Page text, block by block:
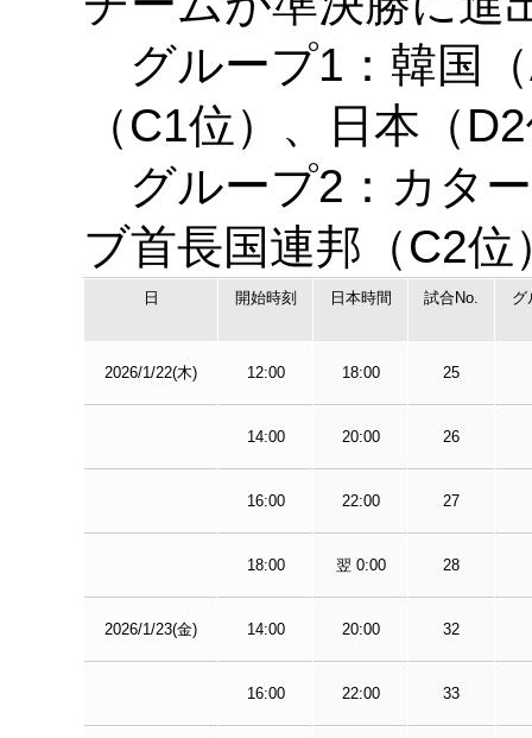
グループ1：韓国
（C1位）、日本（
グループ2：カタ
ブ首長国連邦（C2
日 開始時刻 日本時間 試合No. グ
2026/1/22(木) 12:00 18:00 25
14:00 20:00 26
16:00 22:00 27
18:00 翌 0:00 28
2026/1/23(金) 14:00 20:00 32
16:00 22:00 33